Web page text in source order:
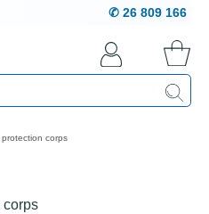
✆ 26 809 166
corps
corps